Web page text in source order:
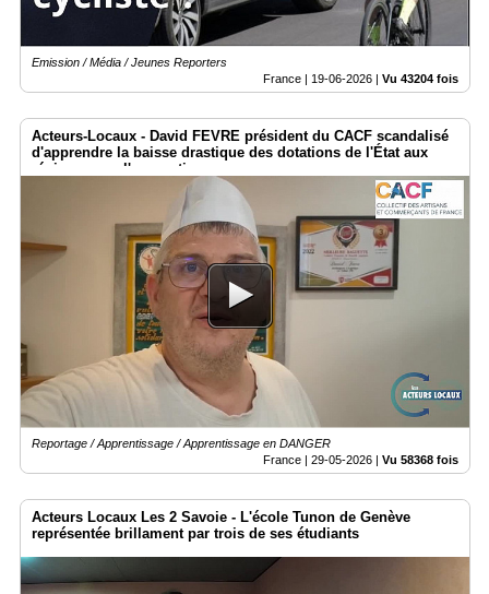
Emission / Média / Jeunes Reporters
France | 19-06-2026 | Vu 43204 fois
Acteurs-Locaux - David FEVRE président du CACF scandalisé
d'apprendre la baisse drastique des dotations de l'État aux
régions pour l'apprentissage.
Reportage / Apprentissage / Apprentissage en DANGER
France | 29-05-2026 Vu 58368 fois
Acteurs Locaux Les 2 Savoie - L'école Tunon de Genève
représentée brillament par trois de ses étudiants